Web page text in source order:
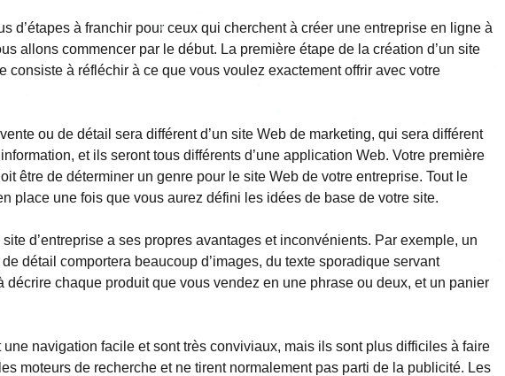
d’étapes à franchir pour ceux qui cherchent à créer une entreprise en ligne à
allons commencer par le début. La première étape de la création d’un site
consiste à réfléchir à ce que vous voulez exactement offrir avec votre
ou de détail sera différent d’un site Web de marketing, qui sera différent
et ils seront tous différents d’une application Web. Votre première
être de déterminer un genre pour le site Web de votre entreprise. Tout le
place une fois que vous aurez défini les idées de base de votre site.
d’entreprise a ses propres avantages et inconvénients. Par exemple, un
détail comportera beaucoup d’images, du texte sporadique servant
décrire chaque produit que vous vendez en une phrase ou deux, et un panier
une navigation facile et sont très conviviaux, mais ils sont plus difficiles à faire
moteurs de recherche et ne tirent normalement pas parti de la publicité. Les